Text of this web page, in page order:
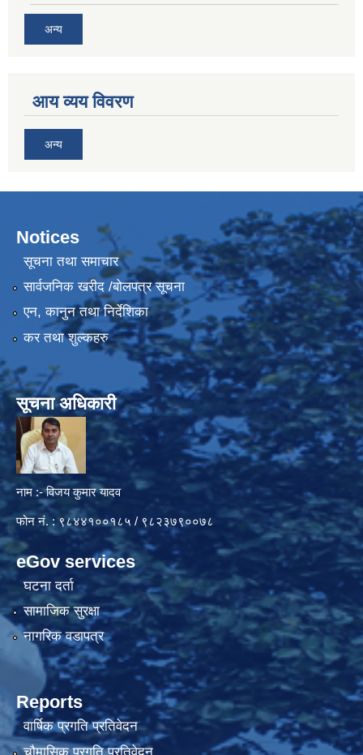
अन्य
आय व्यय विवरण
अन्य
Notices
सूचना तथा समाचार
सार्वजनिक खरीद /बोलपत्र सूचना
एन, कानुन तथा निर्देशिका
कर तथा शुल्कहरु
सूचना अधिकारी
नाम :- विजय कुमार यादव
फोन नं. : ९८४४१००१८५ / ९८२३७९००७८
eGov services
घटना दर्ता
सामाजिक सुरक्षा
नागरिक वडापत्र
Reports
वार्षिक प्रगति प्रतिवेदन